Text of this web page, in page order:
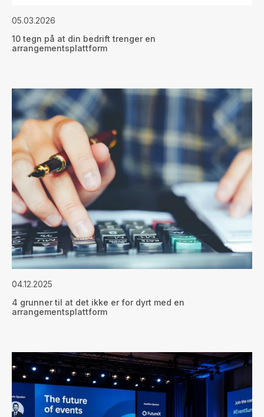
05.03.2026
10 tegn på at din bedrift trenger en
arrangementsplattform
04.12.2025
4 grunner til at det ikke er for dyrt med en
arrangementsplattform